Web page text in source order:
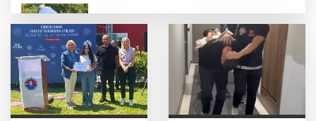
kamu alanına döküme 150 bin TL ceza
CHP, Menderes Belediye Başkanı İlkay
Çiçek'i kesin ihraç talebiyle disipline
sevk etti